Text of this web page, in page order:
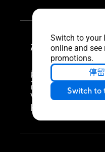
Switch to your
online and see
promotions.
停
Switch to
機構設計
前後傾斜：支援
高度調整：No
VESA 牆掛：
Kensington 防盜鎖